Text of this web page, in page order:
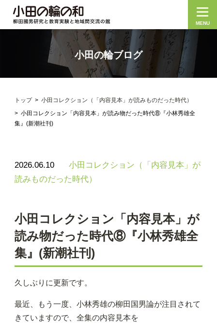
MENU
小田の輪ブログ
トップ
小田コレクション（「内容見本」が読みものだった時代）
小田コレクション「内容見本」が読み物だった時代⑧『小林秀雄全
集』(新潮社刊)
2026.06.10
小田コレクション（「内容見本」が
読みものだった時代）
小田コレクション「内容見本」が
読み物だった時代⑧『小林秀雄全
集』(新潮社刊)
久しぶりに更新です。
最近、もう一度、小林秀雄の柳田国男論が注目されて
きていますので、全集の内容見本を